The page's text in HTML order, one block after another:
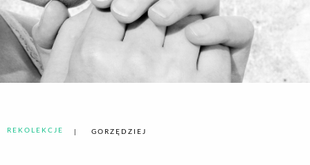
REKOLEKCJE GORZĘDZIEJ